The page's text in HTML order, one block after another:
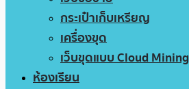
กระเป๋าเก็บเหรียญ
เครื่องขุด
เว็บขุดแบบ Cloud Mining
ห้องเรียน